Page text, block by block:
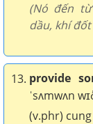
(Nó đến
dầu, khí
13. provide
ˈsʌmwʌn
(v.phr)